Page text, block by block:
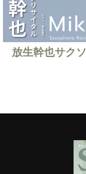
放生幹也サク